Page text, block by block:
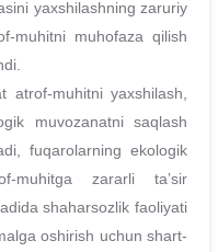
yaxshilashning zaruriy
muhitni muhofaza qilish
muhitni yaxshilash,
muvozanatni saqlash
fuqarolarning ekologik
muhitga zararli taʼsir
shaharsozlik faoliyati
oshirish uchun shart-